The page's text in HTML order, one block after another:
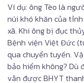
Ví dụ: ông Tèo là
núi khó khăn của
xã. Khi ông bị đục
Bệnh viện Việt Đức
qua chuyển tuyến.
bảo hiểm không? Dù
vẫn được BHYT